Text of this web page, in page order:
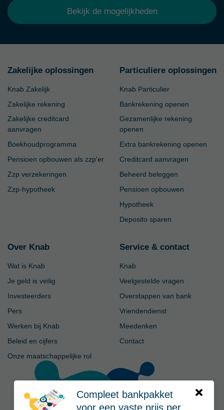
Compleet bankpakket
voor een vaste prijs per
Bekijk de mogelijkheden
Zakelijke oplossingen
Knab Zakelijk
Zakelijke rekening
Zakelijke creditcard
aanvragen
Boekhoudprogramma
Pensioen opbouwen als zzp'er
Zzp verzekeringen
Zzp-hypotheek
Particuliere oplossingen
Knab Particulier
Bankrekening openen
Gezamenlijke rekening
openen
Extra bankrekening openen
Creditcard aanvragen
Beheerd beleggen
Pensioen opbouwen
Hypotheek
Deposito sparen
Over Knab
Wat is Knab
Je geld is veilig
Investeerders
Pers
Werken bij Knab
Beleid en cijfers
Onze maatschappelijke rol
Service & contact
Knab
Veelgestelde vragen
Overstappen van bank
Vriendendienst
Meedenken
Contact